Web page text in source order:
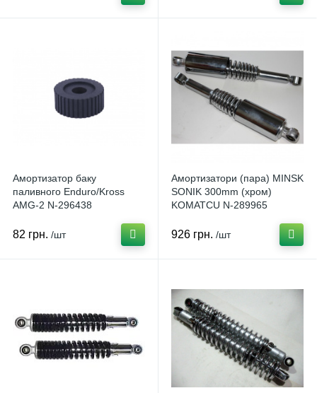
Амортизатор баку
паливного Enduro/Kross
AMG-2 N-296438
82 грн. /шт
Амортизатори (пара) MINSK
SONIK 300mm (хром)
KOMATCU N-289965
926 грн. /шт